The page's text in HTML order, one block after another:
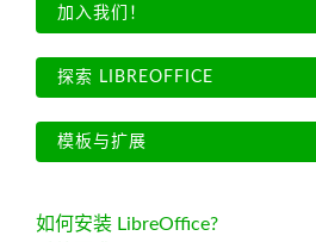
加入我们！
探索 LIBREOFFICE
模板与扩展
如何安装 LibreOffice?